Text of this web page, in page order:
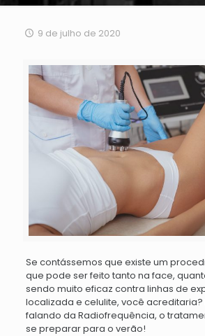
9 de julho de 2020
Se contássemos que existe um
que pode ser feito tanto na face,
sendo muito eficaz contra linhas de
localizada e celulite, você acreditaria?
falando da Radiofrequência, o
se preparar para o verão!